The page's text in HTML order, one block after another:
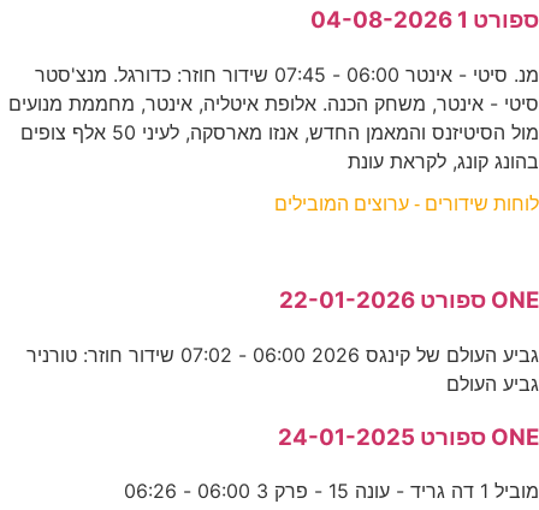
ספורט 1 04-08-2026
מנ. סיטי - אינטר 06:00 - 07:45 שידור חוזר: כדורגל. מנצ'סטר
סיטי - אינטר, משחק הכנה. אלופת איטליה, אינטר, מחממת מנועים
מול הסיטיזנס והמאמן החדש, אנזו מארסקה, לעיני 50 אלף צופים
בהונג קונג, לקראת עונת
לוחות שידורים - ערוצים המובילים
ONE ספורט 22-01-2026
גביע העולם של קינגס 2026 06:00 - 07:02 שידור חוזר: טורניר
גביע העולם
ONE ספורט 24-01-2025
מוביל 1 דה גריד - עונה 15 - פרק 3 06:00 - 06:26